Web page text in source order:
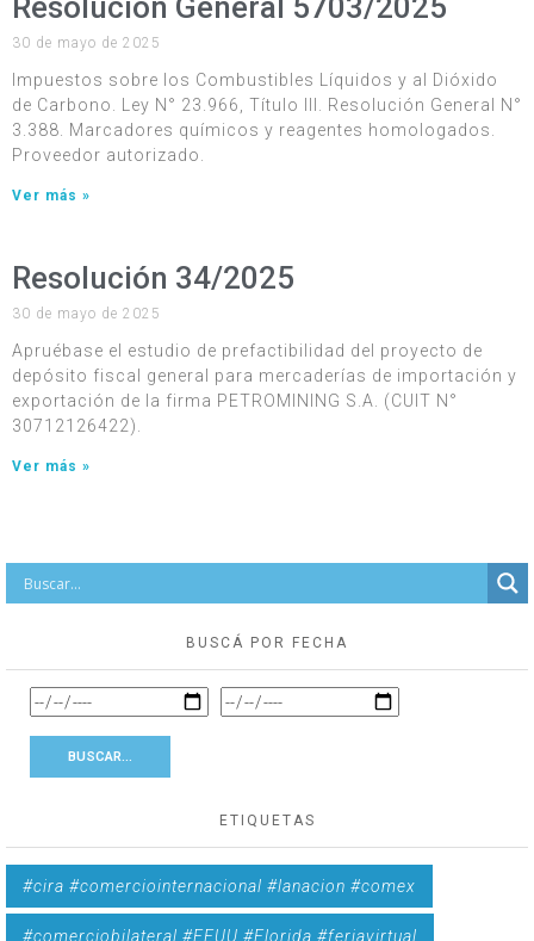
Resolución General 5703/2025
30 de mayo de 2025
Impuestos sobre los Combustibles Líquidos y al Dióxido
de Carbono. Ley N° 23.966, Título III. Resolución General N°
3.388. Marcadores químicos y reagentes homologados.
Proveedor autorizado.
Ver más »
Resolución 34/2025
30 de mayo de 2025
Apruébase el estudio de prefactibilidad del proyecto de
depósito fiscal general para mercaderías de importación y
exportación de la firma PETROMINING S.A. (CUIT N°
30712126422).
Ver más »
BUSCÁ POR FECHA
ETIQUETAS
#cira #comerciointernacional #lanacion #comex
#comerciobilateral #EEUU #Florida #feriavirtual